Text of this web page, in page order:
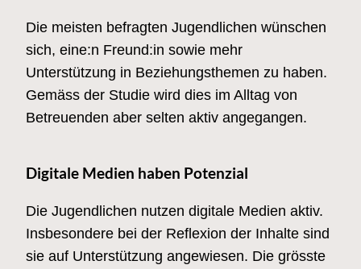
Die meisten befragten Jugendlichen wünschen
sich, eine:n Freund:in sowie mehr
Unterstützung in Beziehungsthemen zu haben.
Gemäss der Studie wird dies im Alltag von
Betreuenden aber selten aktiv angegangen.
Digitale Medien haben Potenzial
Die Jugendlichen nutzen digitale Medien aktiv.
Insbesondere bei der Reflexion der Inhalte sind
sie auf Unterstützung angewiesen. Die grösste